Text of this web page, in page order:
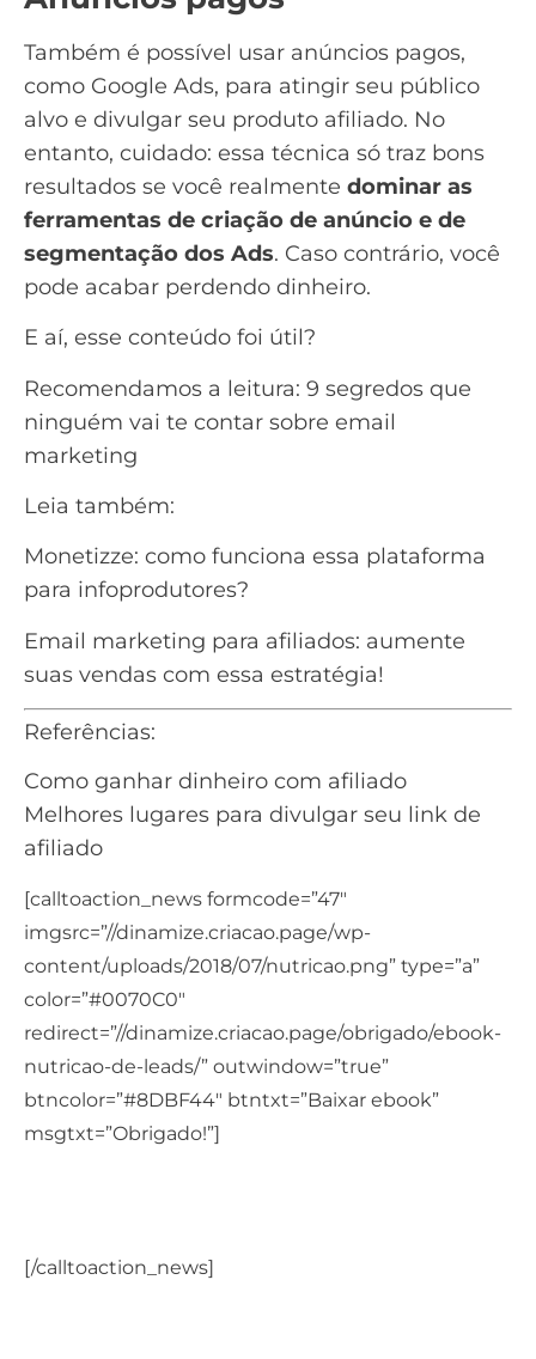
Também é possível usar anúncios pagos,
como Google Ads, para atingir seu público
alvo e divulgar seu produto afiliado. No
entanto, cuidado: essa técnica só traz bons
resultados se você realmente dominar as
ferramentas de criação de anúncio e de
segmentação dos Ads. Caso contrário, você
pode acabar perdendo dinheiro.
E aí, esse conteúdo foi útil?
Recomendamos a leitura: 9 segredos que
ninguém vai te contar sobre email
marketing
Leia também:
Monetizze: como funciona essa plataforma
para infoprodutores?
Email marketing para afiliados: aumente
suas vendas com essa estratégia!
Referências:
Como ganhar dinheiro com afiliado
Melhores lugares para divulgar seu link de
afiliado
[calltoaction_news formcode=”47″
imgsrc=”//dinamize.criacao.page/wp-
content/uploads/2018/07/nutricao.png” type=”a”
color=”#0070C0″
redirect=”//dinamize.criacao.page/obrigado/ebook-
nutricao-de-leads/” outwindow=”true”
btncolor=”#8DBF44″ btntxt=”Baixar ebook”
msgtxt=”Obrigado!”]
[/calltoaction_news]